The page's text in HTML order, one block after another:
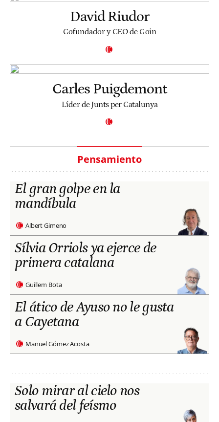
David Riudor
Cofundador y CEO de Goin
Carles Puigdemont
Líder de Junts per Catalunya
Pensamiento
El gran golpe en la
mandíbula
Albert Gimeno
Sílvia Orriols ya ejerce de
primera catalana
Guillem Bota
El ático de Ayuso no le gusta
a Cayetana
Manuel Gómez Acosta
Solo mirar al cielo nos
salvará del feísmo